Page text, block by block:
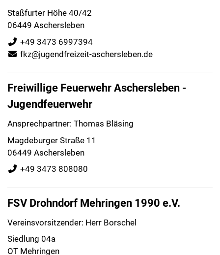
Staßfurter Höhe 40/42
06449 Aschersleben
+49 3473 6997394
fkz@jugendfreizeit-aschersleben.de
Freiwillige Feuerwehr Aschersleben -
Jugendfeuerwehr
Ansprechpartner: Thomas Bläsing
Magdeburger Straße 11
06449 Aschersleben
+49 3473 808080
FSV Drohndorf Mehringen 1990 e.V.
Vereinsvorsitzender: Herr Borschel
Siedlung 04a
OT Mehringen